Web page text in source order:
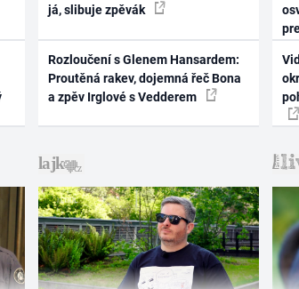
já, slibuje zpěvák
Rozloučení s Glenem Hansardem:
Proutěná rakev, dojemná řeč Bona
a zpěv Irglové s Vedderem